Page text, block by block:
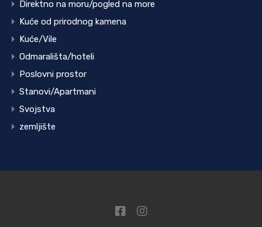
Direktno na moru/pogled na more
Kuće od prirodnog kamena
Kuće/Vile
Odmarališta/hoteli
Poslovni prostor
Stanovi/Apartmani
Svojstva
zemljište